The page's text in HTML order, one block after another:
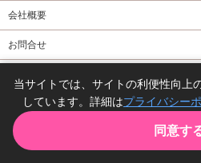
会社概要
お問合せ
当サイトでは、サイトの利便性向上
しています。詳細はプライバシー
同意す